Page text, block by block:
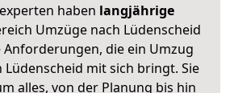
haben langjährige
Umzüge nach Lüdenscheid
die ein Umzug
Lüdenscheid mit sich bringt. Sie
alles, von der Planung bis hin